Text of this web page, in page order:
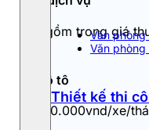
Văn
Văn phòng
Thiết kế thi
Đã gồm trong giá
Đỗ ô tô
1.500.000vnd/xe/